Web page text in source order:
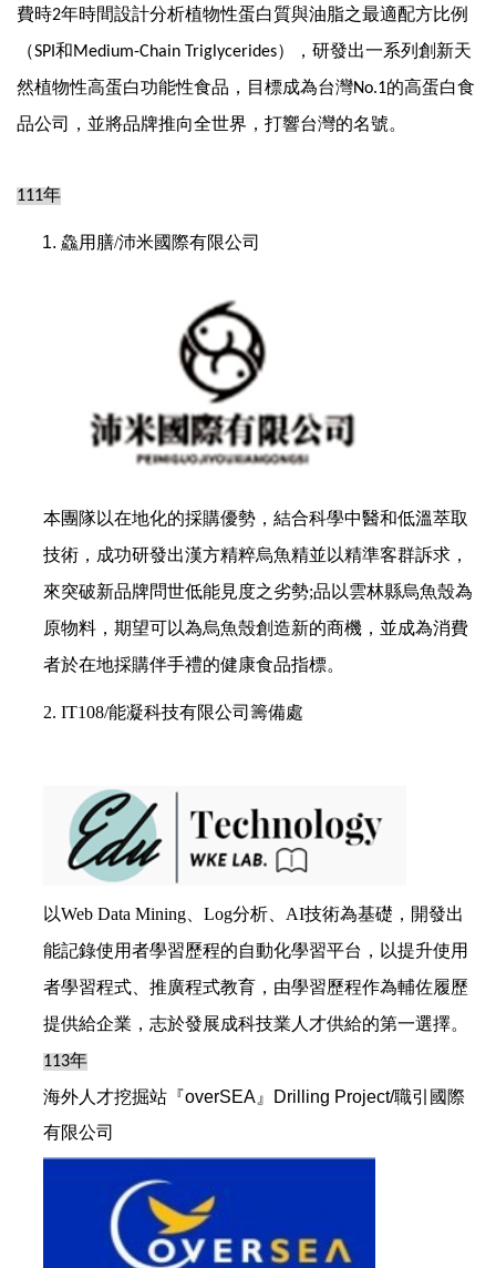
費時2年時間設計分析植物性蛋白質與油脂之最適配方比例
（SPI 和Medium-Chain Triglycerides），研發出一系列創新天
然植物性高蛋白功能性食品，目標成為台灣No.1的高蛋白食
品公司，並將品牌推向全世界，打響台灣的名號。
111年
鱻用膳/沛米國際有限公司
本團隊以在地化的採購優勢，結合科學中醫和低溫萃取
技術，成功研發出漢方精粹烏魚精並以精準客群訴求，
來突破新品牌問世低能見度之劣勢;品以雲林縣烏魚殼為
原物料，期望可以為烏魚殼創造新的商機，並成為消費
者於在地採購伴手禮的健康食品指標。
2. IT108/能凝科技有限公司籌備處
以Web Data Mining、Log分析、AI技術為基礎，開發出
能記錄使用者學習歷程的自動化學習平台，以提升使用
者學習程式、推廣程式教育，由學習歷程作為輔佐履歷
提供給企業，志於發展成科技業人才供給的第一選擇。
113年
海外人才挖掘站『overSEA』Drilling Project/職引國際
有限公司